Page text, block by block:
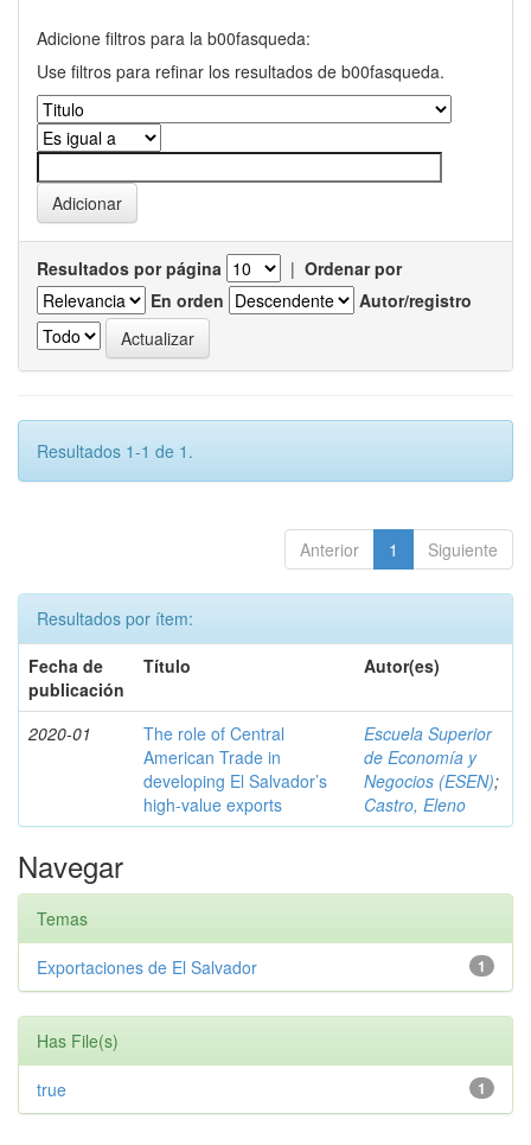
Adicione filtros para la b00fasqueda:
Use filtros para refinar los resultados de b00fasqueda.
Resultados por página | Ordenar por
En orden
Autor/registro
Resultados 1-1 de 1.
Anterior 1 Siguiente
Resultados por ítem:
Fecha de
publicación
Título Autor(es)
2020-01
The role of Central
American Trade in
developing El Salvador’s
high-value exports
Escuela Superior
de Economía y
Negocios (ESEN);
Castro, Eleno
Navegar
Temas
1
Exportaciones de El Salvador
Has File(s)
1
true